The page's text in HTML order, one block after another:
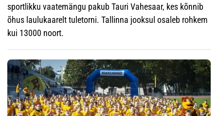
sportlikku vaatemängu pakub Tauri Vahesaar, kes kõnnib
õhus laulukaarelt tuletorni. Tallinna jooksul osaleb rohkem
kui 13000 noort.